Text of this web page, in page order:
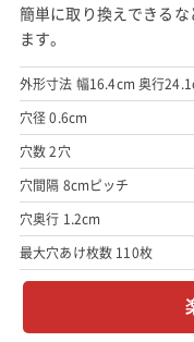
簡単に取り換えできる
ます。
外形寸法 幅16.4cm 奥行
穴径 0.6cm
穴数 2穴
穴間隔 8cmピッチ
穴奥行 1.2cm
最大穴あけ枚数 110枚